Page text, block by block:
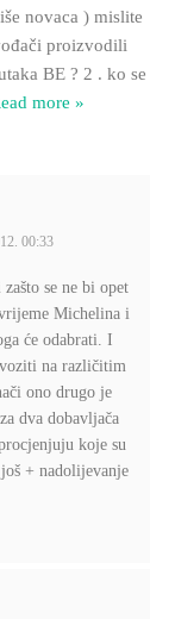
novaca ) mislite
proizvodili
BE ? 2 . ko se
more »
00:33
se ne bi opet
Michelina i
će odabrati. I
na različitim
ono drugo je
dva dobavljača
koje su
+ nadolijevanje